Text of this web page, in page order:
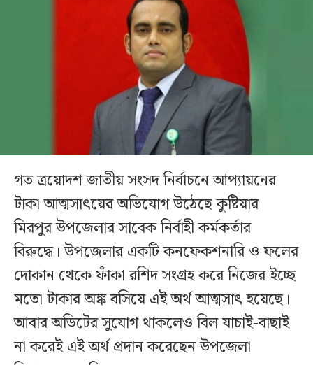
গত ত্রয়োদশ জাতীয় সংসদ নির্বাচনে আপ্যায়নের
টাকা আত্মসাৎয়ের অভিযোগ উঠেছে কুষ্টিয়ার
মিরপুর উপজেলার সাবেক নির্বাহী কর্মকর্তার
বিরুদ্ধে। উপজেলার একটি কনফেকশনারি ও ফলের
দোকান থেকে ফাঁকা রশিদ সংগ্রহ করে নিজের ইচ্ছে
মতো টাকার অঙ্ক বসিয়ে এই অর্থ আত্মসাৎ হয়েছে।
আবার অডিটের সুযোগ থাকলেও বিল যাচাই-বাছাই
না করেই এই অর্থ প্রদান করেছেন উপজেলা